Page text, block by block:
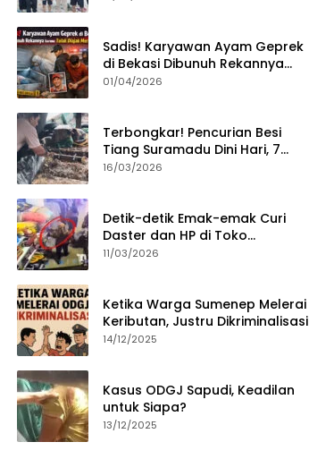
Sadis! Karyawan Ayam Geprek
di Bekasi Dibunuh Rekannya
karena Tolak Diajak Merampok
01/04/2026
Terbongkar! Pencurian Besi
Tiang Suramadu Dini Hari, 7
ABK Ditangkap Polisi
16/03/2026
Detik-detik Emak-emak Curi
Daster dan HP di Toko
Sumenep, Aksi Terekam CCTV
11/03/2026
Ketika Warga Sumenep Melerai
Keributan, Justru Dikriminalisasi
14/12/2025
Kasus ODGJ Sapudi, Keadilan
untuk Siapa?
13/12/2025